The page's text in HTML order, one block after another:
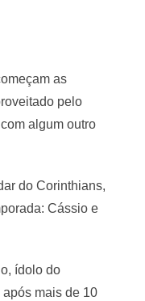
as
pelo
algum outro
do Corinthians,
Cássio e
ídolo do
mais de 10